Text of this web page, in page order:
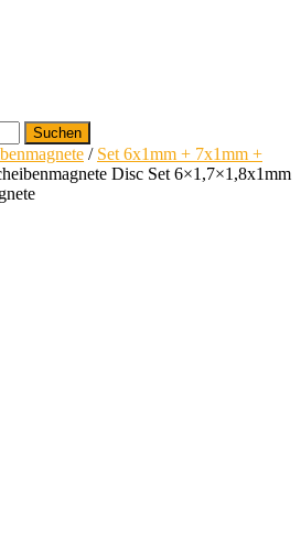
/ Set 6x1mm + 7x1mm +
Disc Set 6×1,7×1,8x1mm